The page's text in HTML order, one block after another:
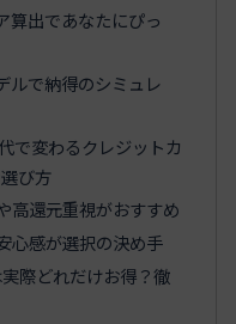
算出であなたにぴっ
ルで納得のシミュレ
で変わるクレジットカ
び方
高還元重視がおすすめ
心感が選択の決め手
際どれだけお得？徹